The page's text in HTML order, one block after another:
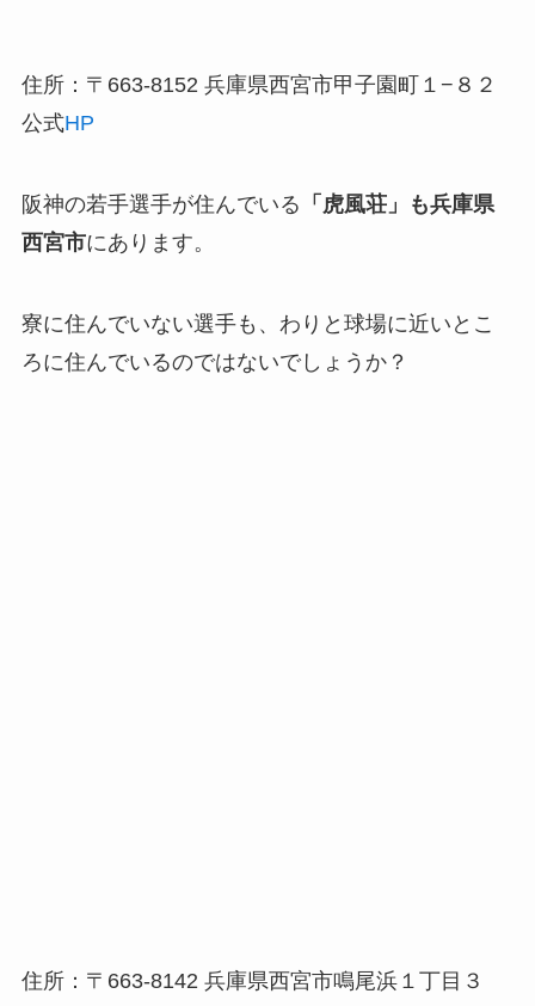
住所：〒663-8152 兵庫県西宮市甲子園町１−８２
公式HP
阪神の若手選手が住んでいる 「虎風荘」も兵庫県
西宮市にあります。
寮に住んでいない選手も、わりと球場に近いとこ
ろに住んでいるのではないでしょうか？
住所：〒663-8142 兵庫県西宮市鳴尾浜１丁目３